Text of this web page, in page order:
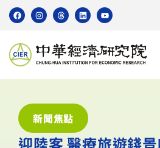
新聞焦點
迎陸客 醫療旅遊錢